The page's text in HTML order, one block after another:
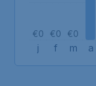
j f m a
€0 €0 €0